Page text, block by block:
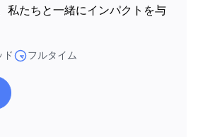
私たちと一緒にインパクトを与
ド フルタイム